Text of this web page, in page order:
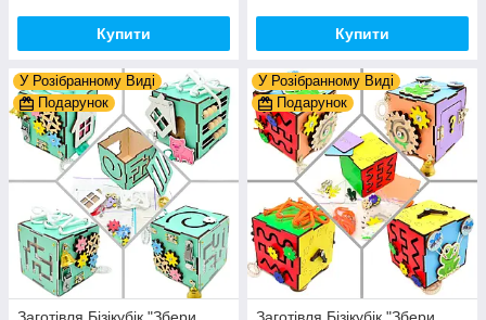
Купити Купити
У Розібранному Виді
Подарунок
У Розібранному Виді
Подарунок